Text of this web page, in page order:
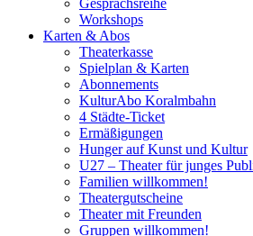
Gesprächsreihe
Workshops
Karten & Abos
Theaterkasse
Spielplan & Karten
Abonnements
KulturAbo Koralmbahn
4 Städte-Ticket
Ermäßigungen
Hunger auf Kunst und Kultur
U27 – Theater für junges
Familien willkommen!
Theatergutscheine
Theater mit Freunden
Gruppen willkommen!